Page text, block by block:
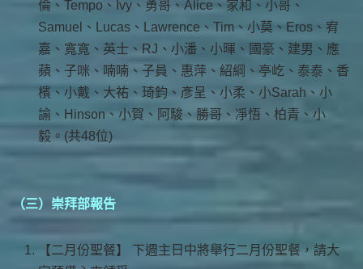
倫、Tempo、Ivy、勇哥、Alice、家和、小哥、
Samuel、Lucas、Lawrence、Tim、小莫、Eros、宥
嘉、寬寬、英士、RJ、小潘、小暉、國豪、建男、應
蘋、子咪、喃喃、子員、惠萍、紹綱、亭屹、泰泰、香
檳、小戴、大祐、琦鈞、彥呈、小柔、小Sarah、小
諭、Hinson、小賀、阿駿、勝哥、凈悟、柏青、小
毅。(共48位)
（三）崇拜部報告
【二月份聖餐】 下週主日中將舉行二月份聖餐，請大